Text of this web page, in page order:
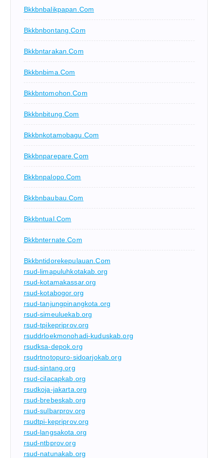
Bkkbnbalikpapan.com
Bkkbnbontang.com
Bkkbntarakan.com
Bkkbnbima.com
Bkkbntomohon.com
Bkkbnbitung.com
Bkkbnkotamobagu.com
Bkkbnparepare.com
Bkkbnpalopo.com
Bkkbnbaubau.com
Bkkbntual.com
Bkkbnternate.com
Bkkbntidorekepulauan.com
rsud-limapuluhkotakab.org
rsud-kotamakassar.org
rsud-kotabogor.org
rsud-tanjungpinangkota.org
rsud-simeuluekab.org
rsud-tpikepriprov.org
rsuddrloekmonohadi-kuduskab.org
rsudksa-depok.org
rsudrtnotopuro-sidoarjokab.org
rsud-sintang.org
rsud-cilacapkab.org
rsudkoja-jakarta.org
rsud-brebeskab.org
rsud-sulbarprov.org
rsudtpi-kepriprov.org
rsud-langsakota.org
rsud-ntbprov.org
rsud-natunakab.org